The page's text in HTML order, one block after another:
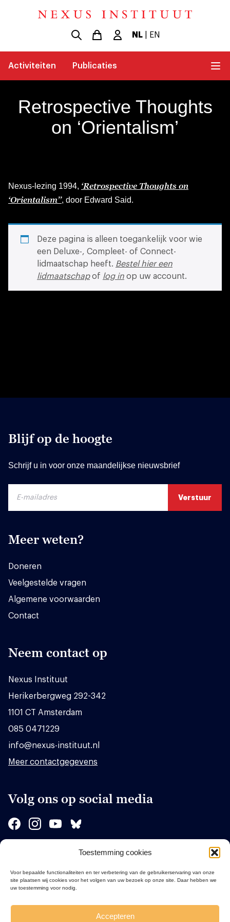
Toestemming cookies
Voor bepaalde functionaliteiten en ter verbetering van de gebruikerservaring van onze
site plaatsen wij cookies voor het volgen van uw bezoek op onze site. Daar hebben we
uw toestemming voor nodig.
Accepteren
NL| EN
Activiteiten Publicaties
Retrospective Thoughts
on ‘Orientalism’
Nexus-lezing 1994, ‘Retrospective Thoughts on
‘Orientalism’’, door Edward Said.
Deze pagina is alleen toegankelijk voor wie
een Deluxe-, Compleet- of Connect-
lidmaatschap heeft. Bestel hier een
lidmaatschapof log in op uw account.
Blijf op de hoogte
Schrijf u in voor onze maandelijkse nieuwsbrief
Meer weten?
Doneren
Veelgestelde vragen
Algemene voorwaarden
Contact
Neem contact op
Nexus Instituut
Herikerbergweg 292-342
1101 CT Amsterdam
085 0471229
info@nexus-instituut.nl
Meer contactgegevens
Volg ons op social media